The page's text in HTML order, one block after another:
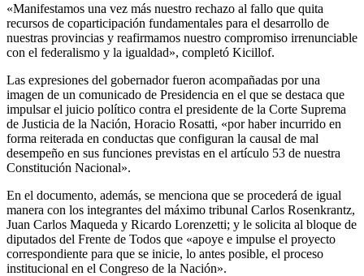
«Manifestamos una vez más nuestro rechazo al fallo que quita
recursos de coparticipación fundamentales para el desarrollo de
nuestras provincias y reafirmamos nuestro compromiso irrenunciable
con el federalismo y la igualdad», completó Kicillof.
Las expresiones del gobernador fueron acompañadas por una
imagen de un comunicado de Presidencia en el que se destaca que
impulsar el juicio político contra el presidente de la Corte Suprema
de Justicia de la Nación, Horacio Rosatti, «por haber incurrido en
forma reiterada en conductas que configuran la causal de mal
desempeño en sus funciones previstas en el artículo 53 de nuestra
Constitución Nacional».
En el documento, además, se menciona que se procederá de igual
manera con los integrantes del máximo tribunal Carlos Rosenkrantz,
Juan Carlos Maqueda y Ricardo Lorenzetti; y le solicita al bloque de
diputados del Frente de Todos que «apoye e impulse el proyecto
correspondiente para que se inicie, lo antes posible, el proceso
institucional en el Congreso de la Nación».